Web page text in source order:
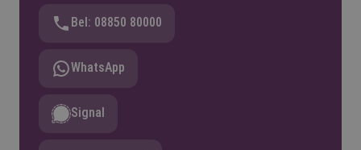
Bel: 08850 80000
WhatsApp
Signal